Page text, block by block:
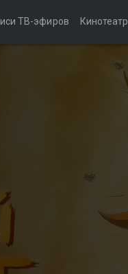
ТВ-эфиров Кинотеатр